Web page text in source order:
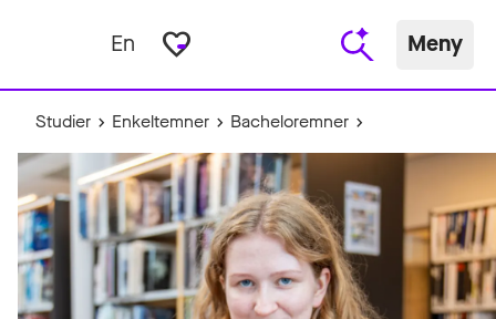
En favorite_border Meny
Studier Enkeltemner Bacheloremner